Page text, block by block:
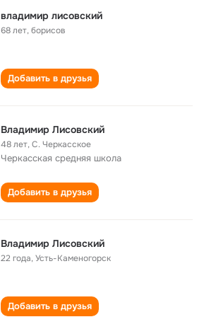
владимир лисовский
68 лет,борисов
Добавить в друзья
Владимир Лисовский
48 лет,С. Черкасское
Черкасская cредняя школа
Добавить в друзья
Владимир Лисовский
22 года,Усть-Каменогорск
Добавить в друзья